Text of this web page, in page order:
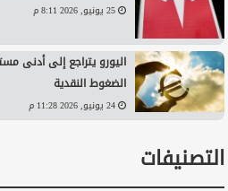
25 يونيو, 2026 8:11 م
اليورو يتراجع إلى أدنى
الضغوط النقدية
24 يونيو, 2026 11:28 م
التصنيفات